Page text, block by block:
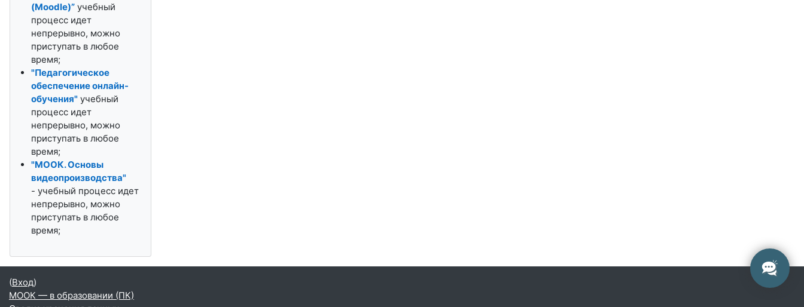
(Moodle)” учебный
процесс идет
непрерывно, можно
приступать в любое
время;
"Педагогическое
обеспечение онлайн-
обучения" учебный
процесс идет
непрерывно, можно
приступать в любое
время;
"МООК. Основы
видеопроизводства"
- учебный процесс идет
непрерывно, можно
приступать в любое
время;
(Вход)
МООК — в образовании (ПК)